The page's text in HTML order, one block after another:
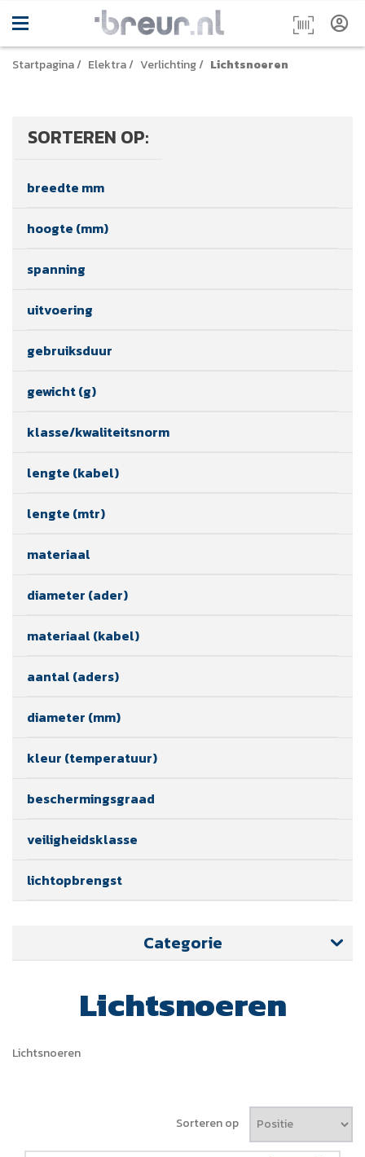
Startpagina/ Elektra/ Verlichting/ Lichtsnoeren
SORTEREN OP:
breedte mm
hoogte (mm)
spanning
uitvoering
gebruiksduur
gewicht (g)
klasse/kwaliteitsnorm
lengte (kabel)
lengte (mtr)
materiaal
diameter (ader)
materiaal (kabel)
aantal (aders)
diameter (mm)
kleur (temperatuur)
beschermingsgraad
veiligheidsklasse
lichtopbrengst
Categorie
Lichtsnoeren
Lichtsnoeren
Sorteren op